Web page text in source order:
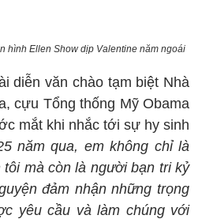
hình Ellen Show dịp Valentine năm ngoái
diễn văn chào tạm biệt Nhà
cựu Tổng thống Mỹ Obama
mắt khi nhắc tới sự hy sinh
năm qua, em không chỉ là
mà còn là người bạn tri kỷ
đảm nhận những trọng
yêu cầu và làm chúng với